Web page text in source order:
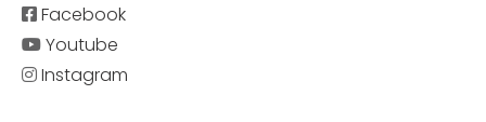
Facebook
Youtube
Instagram